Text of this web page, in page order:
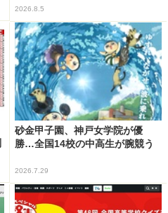
2026.8.5
砂金甲子園、神戸女学院が優
勝…全国14校の中高生が腕競う
2026.7.29